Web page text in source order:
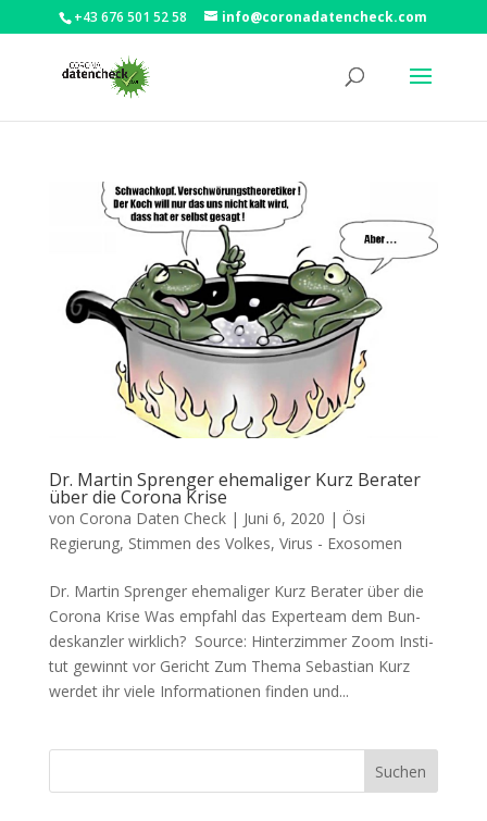
+43 676 501 52 58 info@coronadatencheck.com
Dr. Martin Sprenger ehemaliger Kurz Berater
über die Corona Krise
von Corona Daten Check| Juni 6, 2020 | Ösi
Regierung, Stimmen des Volkes, Virus - Exosomen
Dr. Martin Sprenger ehemaliger Kurz Berater über die
Corona Krise Was emp­fahl das Exper­team dem Bun­
des­kanz­ler wirklich? Source: Hin­ter­zim­mer Zoom Insti­
tut gewinnt vor Gericht Zum The­ma Sebas­ti­an Kurz
wer­det ihr vie­le Infor­ma­tio­nen fin­den und...